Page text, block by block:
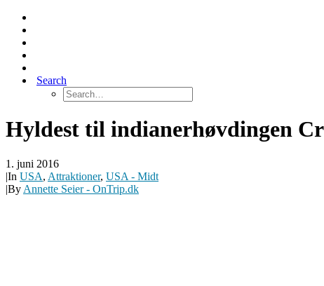
Search
Hyldest til indianerhøvdingen
1. juni 2016
|In USA, Attraktioner, USA - Midt
|By Annette Seier - OnTrip.dk